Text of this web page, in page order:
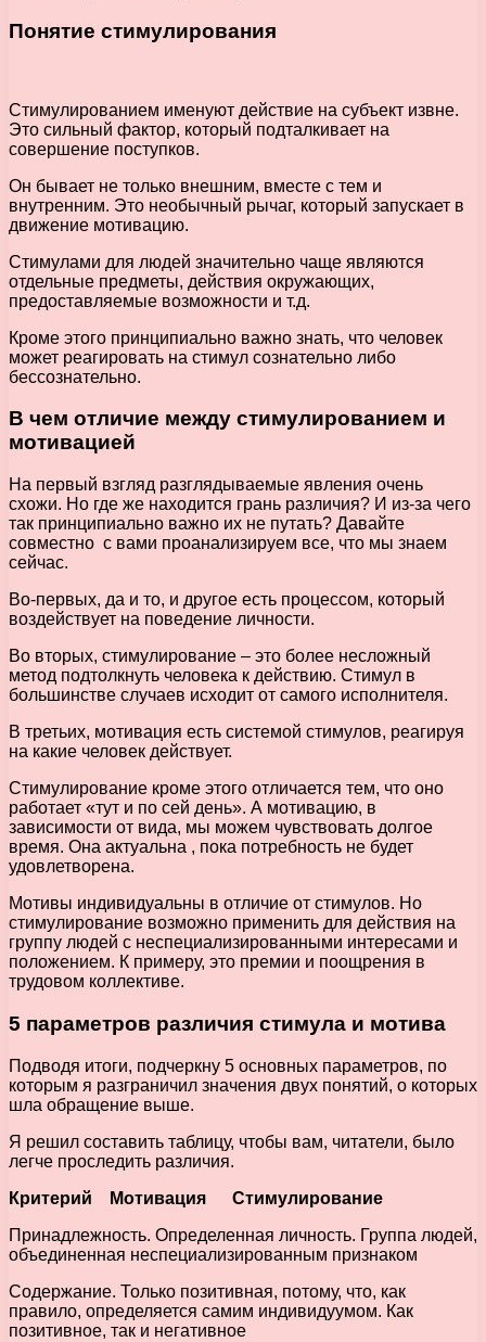
Понятие стимулирования
Стимулированием именуют действие на субъект извне.
Это сильный фактор, который подталкивает на
совершение поступков.
Он бывает не только внешним, вместе с тем и
внутренним. Это необычный рычаг, который запускает в
движение мотивацию.
Стимулами для людей значительно чаще являются
отдельные предметы, действия окружающих,
предоставляемые возможности и т.д.
Кроме этого принципиально важно знать, что человек
может реагировать на стимул сознательно либо
бессознательно.
В чем отличие между стимулированием и
мотивацией
На первый взгляд разглядываемые явления очень
схожи. Но где же находится грань различия? И из-за чего
так принципиально важно их не путать? Давайте
совместно с вами проанализируем все, что мы знаем
сейчас.
Во-первых, да и то, и другое есть процессом, который
воздействует на поведение личности.
Во вторых, стимулирование – это более несложный
метод подтолкнуть человека к действию. Стимул в
большинстве случаев исходит от самого исполнителя.
В третьих, мотивация есть системой стимулов, реагируя
на какие человек действует.
Стимулирование кроме этого отличается тем, что оно
работает «тут и по сей день». А мотивацию, в
зависимости от вида, мы можем чувствовать долгое
время. Она актуальна , пока потребность не будет
удовлетворена.
Мотивы индивидуальны в отличие от стимулов. Но
стимулирование возможно применить для действия на
группу людей с неспециализированными интересами и
положением. К примеру, это премии и поощрения в
трудовом коллективе.
5 параметров различия стимула и мотива
Подводя итоги, подчеркну 5 основных параметров, по
которым я разграничил значения двух понятий, о которых
шла обращение выше.
Я решил составить таблицу, чтобы вам, читатели, было
легче проследить различия.
Критерий
Мотивация Стимулирование
Принадлежность. Определенная личность. Группа людей,
объединенная неспециализированным признаком
Содержание. Только позитивная, потому, что, как
правило, определяется самим индивидуумом. Как
позитивное, так и негативное